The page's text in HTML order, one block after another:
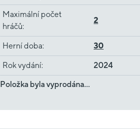
Maximální počet
hráčů:
2
Herní doba: 30
Rok vydání:
2024
Položka byla vyprodána…